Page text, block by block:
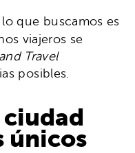
que buscamos es
viajeros se
Travel
posibles.
ciudad
únicos